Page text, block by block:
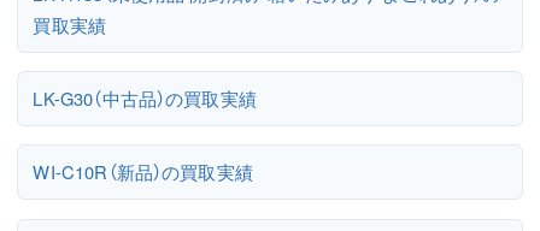
買取実績
LK-G30（中古品）の買取実績
WI-C10R（新品）の買取実績